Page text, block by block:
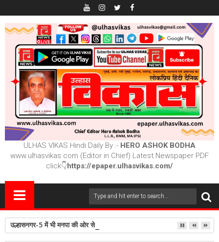
ULHAS VIKAS Hindi Daily By :- HERO ASHOK BODHA
www.ulhasvikas.com (Editor in Chief) Latest Newspaper PDF
click👇https://epaper.ulhasvikas.com/
उल्हासनगर-5 में भी मनपा की ओर से स्विमिंग पुल सुविधा हो- शेरी लुंड